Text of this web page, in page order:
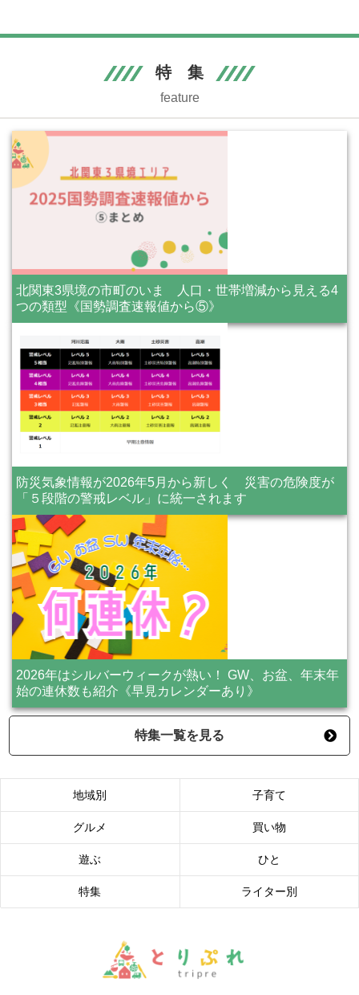
特 集
feature
北関東3県境の市町のいま 人口・世帯増減から見える4
つの類型《国勢調査速報値から⑤》
防災気象情報が2026年5月から新しく 災害の危険度が
「５段階の警戒レベル」に統一されます
2026年はシルバーウィークが熱い！ GW、お盆、年末年
始の連休数も紹介《早見カレンダーあり》
特集一覧を見る
地域別 子育て
グルメ 買い物
遊ぶ ひと
特集 ライター別